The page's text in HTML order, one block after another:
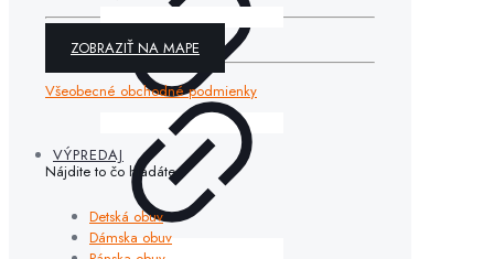
VÝPREDAJ
ZOBRAZIŤ NA MAPE
Všeobecné obchodné podmienky
Nájdite to čo hľadáte
Detská obuv
Dámska obuv